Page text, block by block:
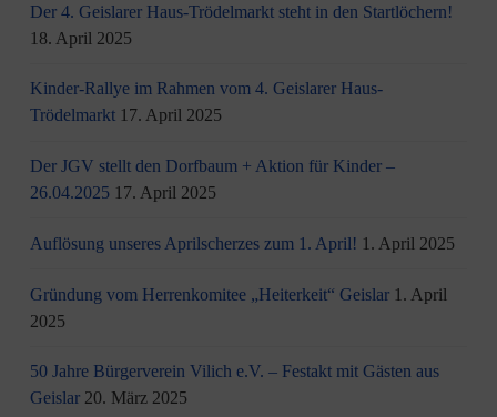
Der 4. Geislarer Haus-Trödelmarkt steht in den Startlöchern!
18. April 2025
Kinder-Rallye im Rahmen vom 4. Geislarer Haus-
Trödelmarkt 17. April 2025
Der JGV stellt den Dorfbaum + Aktion für Kinder –
26.04.2025 17. April 2025
Auflösung unseres Aprilscherzes zum 1. April! 1. April 2025
Gründung vom Herrenkomitee „Heiterkeit“ Geislar 1. April
2025
50 Jahre Bürgerverein Vilich e.V. – Festakt mit Gästen aus
Geislar 20. März 2025